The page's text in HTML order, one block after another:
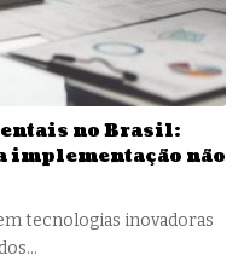
no Brasil:
implementação não
tecnologias inovadoras